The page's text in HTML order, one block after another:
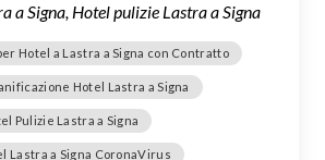
a Signa, Hotel pulizie Lastra a Signa
Hotel a Lastra a Signa con Contratto
Hotel Lastra a Signa
Pulizie Lastra a Signa
Lastra a Signa CoronaVirus